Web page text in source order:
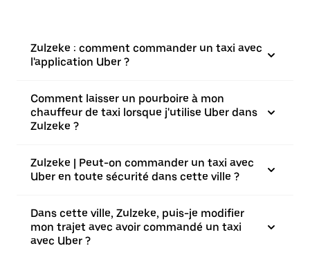
Zulzeke : comment commander un taxi avec
l'application Uber ?
Comment laisser un pourboire à mon
chauffeur de taxi lorsque j'utilise Uber dans
Zulzeke ?
Zulzeke | Peut-on commander un taxi avec
Uber en toute sécurité dans cette ville ?
Dans cette ville, Zulzeke, puis-je modifier
mon trajet avec avoir commandé un taxi
avec Uber ?